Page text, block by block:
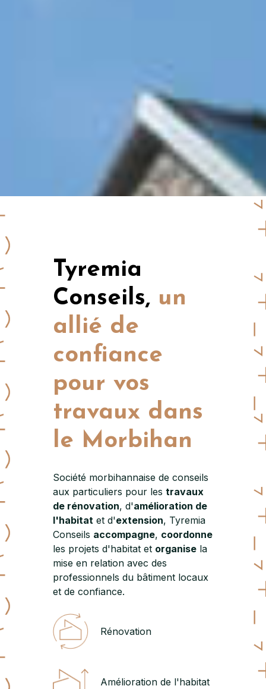
Tyremia
Conseils, un
allié de
confiance
pour vos
travaux dans
le Morbihan
Société morbihannaise de conseils
aux particuliers pour lestravaux
de rénovation, d'amélioration de
l'habitat et d'extension, Tyremia
Conseils accompagne, coordonne
les projets d'habitat et organise la
mise en relation avec des
professionnels du bâtiment locaux
et de confiance.
Rénovation
Amélioration de l'habitat